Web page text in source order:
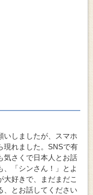
いしましたが、スマホ
現れました。SNSで有
気さくで日本人とお話
、「シンさん！」とよ
大好きで、まだまだこ
、とお話してください